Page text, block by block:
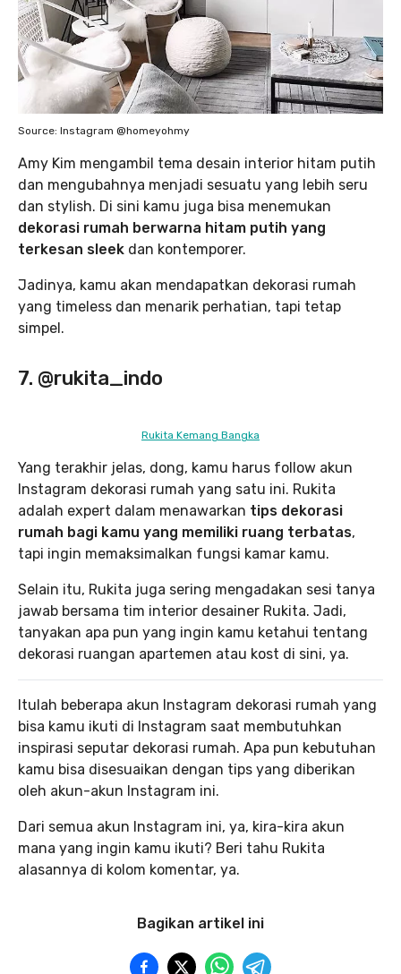
Source: Instagram @homeyohmy
Amy Kim mengambil tema desain interior hitam putih
dan mengubahnya menjadi sesuatu yang lebih seru
dan stylish. Di sini kamu juga bisa menemukan
dekorasi rumah berwarna hitam putih yang
terkesan sleek dan kontemporer.
Jadinya, kamu akan mendapatkan dekorasi rumah
yang timeless dan menarik perhatian, tapi tetap
simpel.
7. @rukita_indo
Rukita Kemang Bangka
Yang terakhir jelas, dong, kamu harus follow akun
Instagram dekorasi rumah yang satu ini. Rukita
adalah expert dalam menawarkan tips dekorasi
rumah bagi kamu yang memiliki ruang terbatas,
tapi ingin memaksimalkan fungsi kamar kamu.
Selain itu, Rukita juga sering mengadakan sesi tanya
jawab bersama tim interior desainer Rukita. Jadi,
tanyakan apa pun yang ingin kamu ketahui tentang
dekorasi ruangan apartemen atau kost di sini, ya.
Itulah beberapa akun Instagram dekorasi rumah yang
bisa kamu ikuti di Instagram saat membutuhkan
inspirasi seputar dekorasi rumah. Apa pun kebutuhan
kamu bisa disesuaikan dengan tips yang diberikan
oleh akun-akun Instagram ini.
Dari semua akun Instagram ini, ya, kira-kira akun
mana yang ingin kamu ikuti? Beri tahu Rukita
alasannya di kolom komentar, ya.
Bagikan artikel ini